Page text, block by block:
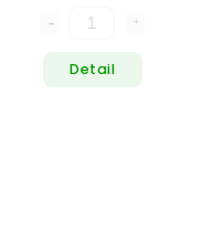
Detail